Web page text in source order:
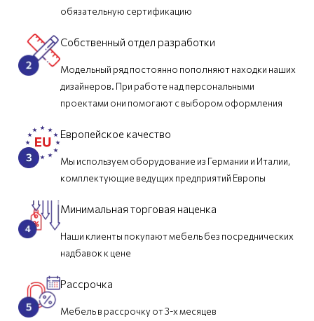
обязательную сертификацию
Собственный отдел разработки
Модельный ряд постоянно пополняют находки наших
дизайнеров. При работе над персональными
проектами они помогают с выбором оформления
Европейское качество
Мы используем оборудование из Германии и Италии,
комплектующие ведущих предприятий Европы
Минимальная торговая наценка
Наши клиенты покупают мебель без посреднических
надбавок к цене
Рассрочка
Мебель в рассрочку от 3-х месяцев